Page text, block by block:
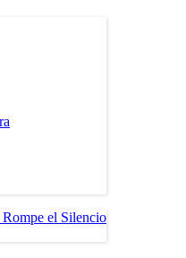
Rompe el Silencio